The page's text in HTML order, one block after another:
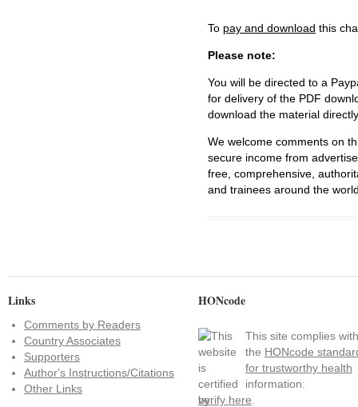
To pay and download this
Please note:
You will be directed to a
for delivery of the PDF
download the material
We welcome comments on
secure income from
free, comprehensive,
and trainees around the
Links
Comments by Readers
Country Associates
Supporters
Author's Instructions/Citations
Other Links
HONcode
This site complies with
the HONcode
for trustworthy health
information:
verify here